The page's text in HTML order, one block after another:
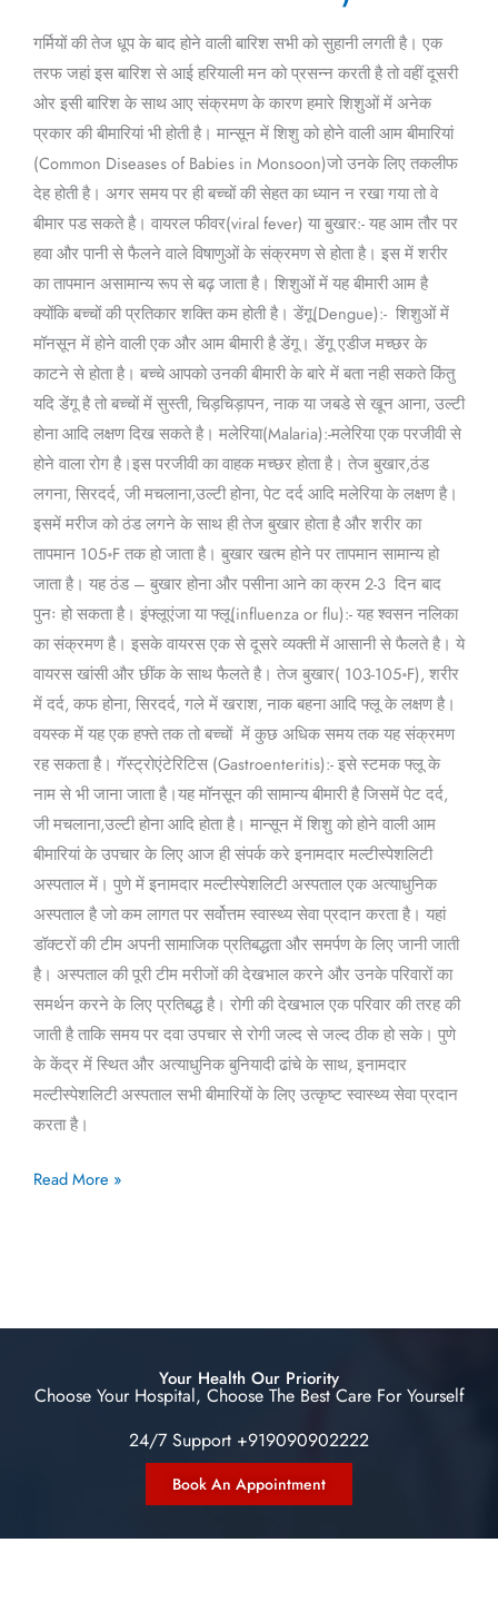
गर्मियों की तेज धूप के बाद होने वाली बारिश सभी को सुहानी लगती है। एक
तरफ जहां इस बारिश से आई हरियाली मन को प्रसन्न करती है तो वहीं दूसरी
ओर इसी बारिश के साथ आए संक्रमण के कारण हमारे शिशुओं में अनेक
प्रकार की बीमारियां भी होती है। मान्सून में शिशु को होने वाली आम बीमारियां
(Common Diseases of Babies in Monsoon)जो उनके लिए तकलीफ
देह होती है। अगर समय पर ही बच्चों की सेहत का ध्यान न रखा गया तो वे
बीमार पड सकते है। वायरल फीवर(viral fever) या बुखार:- यह आम तौर पर
हवा और पानी से फैलने वाले विषाणुओं के संक्रमण से होता है। इस में शरीर
का तापमान असामान्य रूप से बढ़ जाता है। शिशुओं में यह बीमारी आम है
क्योंकि बच्चों की प्रतिकार शक्ति कम होती है। डेंगू(Dengue):- शिशुओं में
मॉनसून में होने वाली एक और आम बीमारी है डेंगू। डेंगू एडीज मच्छर के
काटने से होता है। बच्चे आपको उनकी बीमारी के बारे में बता नही सकते किंतु
यदि डेंगू है तो बच्चों में सुस्ती, चिड़चिड़ापन, नाक या जबडे से खून आना, उल्टी
होना आदि लक्षण दिख सकते है। मलेरिया(Malaria):-मलेरिया एक परजीवी से
होने वाला रोग है।इस परजीवी का वाहक मच्छर होता है। तेज बुखार,ठंड
लगना, सिरदर्द, जी मचलाना,उल्टी होना, पेट दर्द आदि मलेरिया के लक्षण है।
इसमें मरीज को ठंड लगने के साथ ही तेज बुखार होता है और शरीर का
तापमान 105॰F तक हो जाता है। बुखार खत्म होने पर तापमान सामान्य हो
जाता है। यह ठंड – बुखार होना और पसीना आने का क्रम 2-3 दिन बाद
पुनः हो सकता है। इंफ्लूएंजा या फ्लू(influenza or flu):- यह श्वसन नलिका
का संक्रमण है। इसके वायरस एक से दूसरे व्यक्ती में आसानी से फैलते है। ये
वायरस खांसी और छींक के साथ फैलते है। तेज बुखार( 103-105॰F), शरीर
में दर्द, कफ होना, सिरदर्द, गले में खराश, नाक बहना आदि फ्लू के लक्षण है।
वयस्क में यह एक हफ्ते तक तो बच्चों में कुछ अधिक समय तक यह संक्रमण
रह सकता है। गॅस्ट्रोएंटेरिटिस (Gastroenteritis):- इसे स्टमक फ्लू के
नाम से भी जाना जाता है।यह मॉनसून की सामान्य बीमारी है जिसमें पेट दर्द,
जी मचलाना,उल्टी होना आदि होता है। मान्सून में शिशु को होने वाली आम
बीमारियां के उपचार के लिए आज ही संपर्क करे इनामदार मल्टीस्पेशलिटी
अस्पताल में। पुणे में इनामदार मल्टीस्पेशलिटी अस्पताल एक अत्याधुनिक
अस्पताल है जो कम लागत पर सर्वोत्तम स्वास्थ्य सेवा प्रदान करता है। यहां
डॉक्टरों की टीम अपनी सामाजिक प्रतिबद्धता और समर्पण के लिए जानी जाती
है। अस्पताल की पूरी टीम मरीजों की देखभाल करने और उनके परिवारों का
समर्थन करने के लिए प्रतिबद्ध है। रोगी की देखभाल एक परिवार की तरह की
जाती है ताकि समय पर दवा उपचार से रोगी जल्द से जल्द ठीक हो सके। पुणे
के केंद्र में स्थित और अत्याधुनिक बुनियादी ढांचे के साथ, इनामदार
मल्टीस्पेशलिटी अस्पताल सभी बीमारियों के लिए उत्कृष्ट स्वास्थ्य सेवा प्रदान
करता है।
Diseases
of
Babies
in
Monsoon
In
Hindi)
Read More »
Your Health Our Priority
Choose Your Hospital, Choose The Best Care For Yourself
24/7 Support +919090902222
Book An Appointment